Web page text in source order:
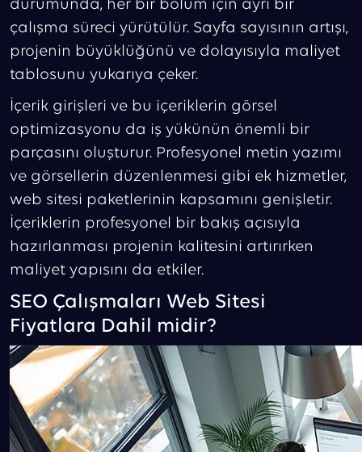
durumunda, her bir bölüm için ayrı bir
çalışma süreci yürütülür. Sayfa sayısının artışı,
projenin büyüklüğünü ve dolayısıyla maliyet
tablosunu yukarıya çeker.
İçerik girişleri ve bu içeriklerin görsel
optimizasyonu da iş yükünün önemli bir
parçasını oluşturur. Profesyonel metin yazımı
ve görsellerin düzenlenmesi gibi ek hizmetler,
web sitesi paketlerinin kapsamını genişletir.
İçeriklerin profesyonel bir bakış açısıyla
hazırlanması projenin kalitesini artırırken
maliyet yapısını da etkiler.
SEO Çalışmaları Web Sitesi
Fiyatlara Dahil midir?